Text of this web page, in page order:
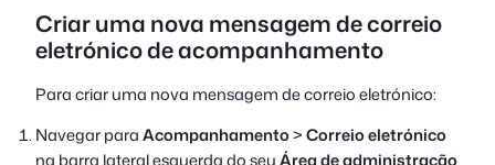
Criar uma nova mensagem de correio
eletrónico de acompanhamento
Para criar uma nova mensagem de correio eletrónico:
Navegar paraAcompanhamento>Correio eletrónico
na barra lateral esquerda do seuÁrea de administração